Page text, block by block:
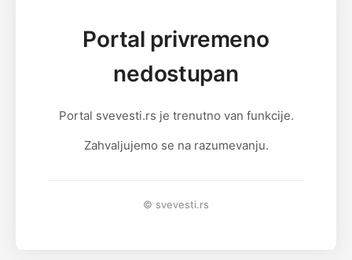
Portal privremeno
nedostupan
Portal svevesti.rs je trenutno van funkcije.
Zahvaljujemo se na razumevanju.
© svevesti.rs